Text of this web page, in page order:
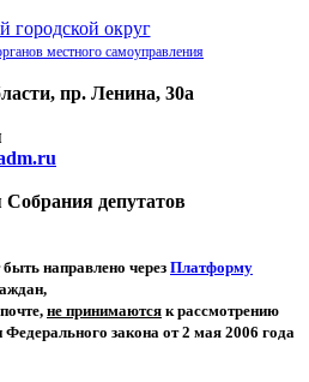
городской округ
местного самоуправления
пр. Ленина, 30а
Собрания депутатов
направлено через Платформу
не принимаются к рассмотрению
Федерального закона от 2 мая 2006 года